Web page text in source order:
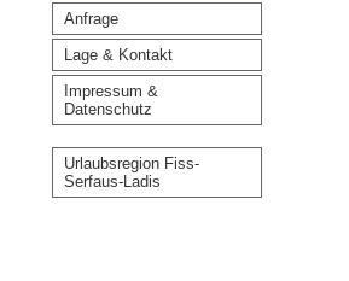
Anfrage
Lage & Kontakt
Impressum &
Datenschutz
Urlaubsregion Fiss-
Serfaus-Ladis